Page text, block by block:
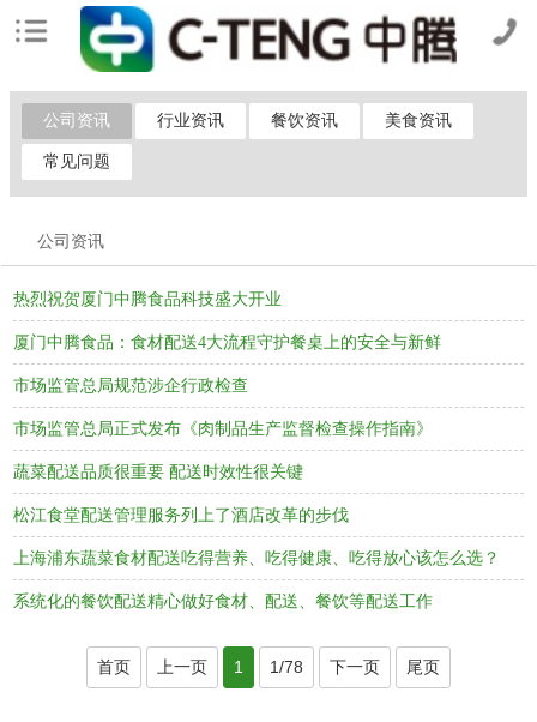
公司资讯 行业资讯 餐饮资讯 美食资讯
常见问题
公司资讯
热烈祝贺厦门中腾食品科技盛大开业
厦门中腾食品：食材配送4大流程守护餐桌上的安全与新鲜
市场监管总局规范涉企行政检查
市场监管总局正式发布《肉制品生产监督检查操作指南》
蔬菜配送品质很重要 配送时效性很关键
松江食堂配送管理服务列上了酒店改革的步伐
上海浦东蔬菜食材配送吃得营养、吃得健康、吃得放心该怎么选？
系统化的餐饮配送精心做好食材、配送、餐饮等配送工作
首页 上一页 1 1/78 下一页 尾页